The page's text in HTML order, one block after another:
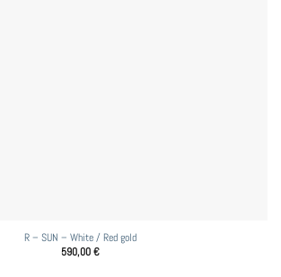
R – SUN – White / Red gold
590,00€